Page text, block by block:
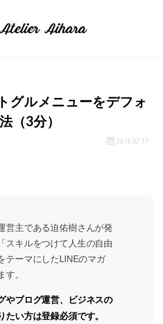
グルメニューをデフォ
（3分）
2018.02.17
営主である迫佑樹さんが発
スキルをつけて人生の自由
テーマにしたLINEのマガ
す。
やブログ運営、ビジネスの
たい方は登録必須です。